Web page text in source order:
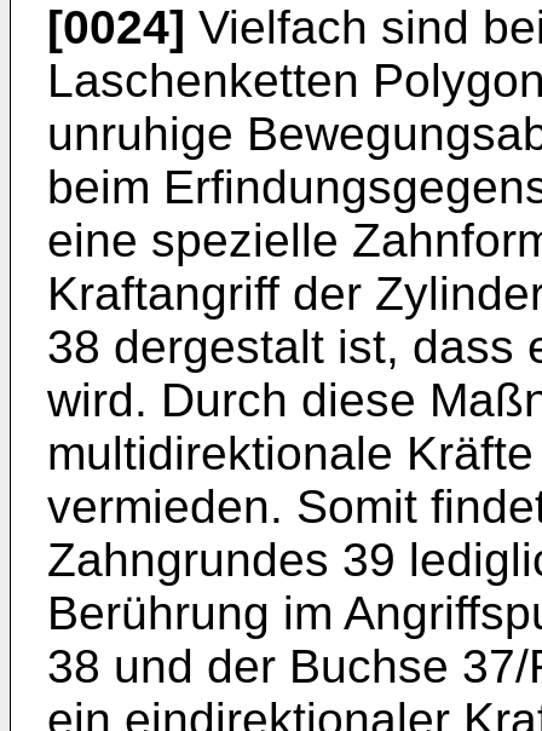
[0024] Vielfach sind
Laschenketten
unruhige
beim
eine spezielle
Kraftangriff der
38 dergestalt ist, dass
wird. Durch diese
multidirektionale
vermieden. Somit
Zahngrundes 39
Berührung im
38 und der Buchse
ein eindirektionaler